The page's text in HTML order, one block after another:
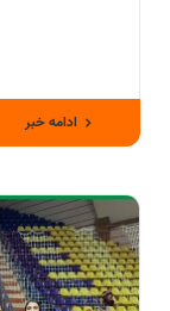
ادامه خبر